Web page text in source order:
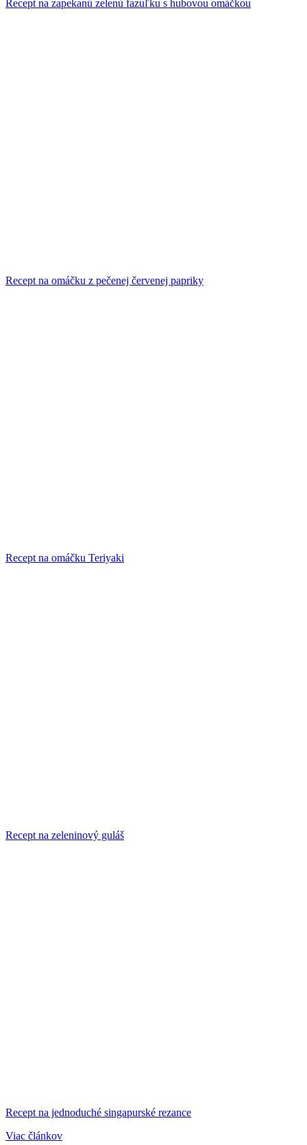
Recept na zapekanú zelenú fazuľku s hubovou omáčkou
Recept na omáčku z pečenej červenej papriky
Recept na omáčku Teriyaki
Recept na zeleninový guláš
Recept na jednoduché singapurské rezance
Viac článkov